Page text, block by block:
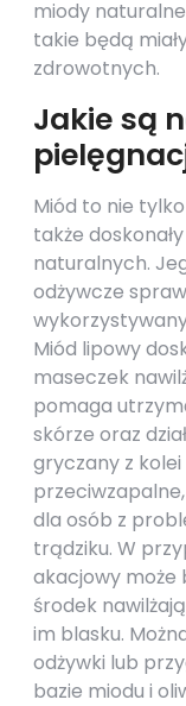
miody
takie będą
zdrowotnych.
Jakie są
Miód to nie
także
naturalnych.
odżywcze
Miód lipowy
maseczek
pomaga
skórze oraz
gryczany z
dla osób z
trądziku. W
akacjowy może
środek
im blasku.
odżywki lub
bazie miodu i